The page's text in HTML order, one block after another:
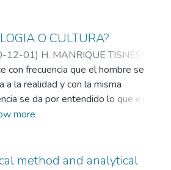
O CULTURA?
12-01) H. MANRIQUE TISNES
TISNES; Universidad EAFIT.
de Humanidades;El Método
y sus Aplicaciones en las Ciencias
y Humanas (EAFIT – Ude A)
con frecuencia que el hombre se
a la realidad y con la misma
se da por entendido lo que es
Pero, ¿cuál es la realidad
que ya no se ubica
en...
more
method and analytical